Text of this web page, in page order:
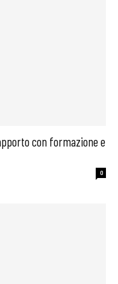
con formazione e
0